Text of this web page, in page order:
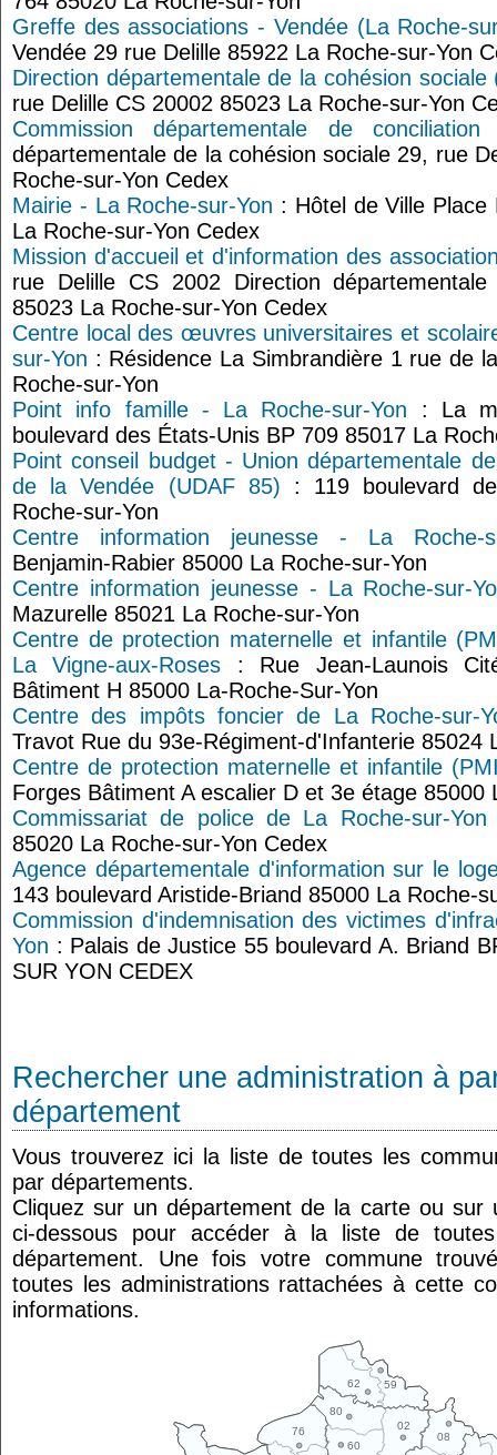
Greffe des associations - Vendée (La Roche-
Vendée 29 rue Delille 85922 La Roche-sur-Yon
Direction départementale de la cohésion sociale
rue Delille CS 20002 85023 La Roche-sur-Yon
Commission départementale de
départementale de la cohésion sociale 29, rue
Roche-sur-Yon Cedex
Mairie - La Roche-sur-Yon : Hôtel de Ville Place
La Roche-sur-Yon Cedex
Mission d'accueil et d'information des
rue Delille CS 2002 Direction
85023 La Roche-sur-Yon Cedex
Centre local des œuvres universitaires et
sur-Yon : Résidence La Simbrandière 1 rue de
Roche-sur-Yon
Point info famille - La Roche-sur-Yon : La
boulevard des États-Unis BP 709 85017 La
Point conseil budget - Union départementale
de la Vendée (UDAF 85) : 119 boulevard
Roche-sur-Yon
Centre information jeunesse - La Roche-
Benjamin-Rabier 85000 La Roche-sur-Yon
Centre information jeunesse - La Roche-sur-
Mazurelle 85021 La Roche-sur-Yon
Centre de protection maternelle et infantile
La Vigne-aux-Roses : Rue Jean-Launois
Bâtiment H 85000 La-Roche-Sur-Yon
Centre des impôts foncier de La Roche-sur-
Travot Rue du 93e-Régiment-d'Infanterie 85024
Centre de protection maternelle et infantile
Forges Bâtiment A escalier D et 3e étage 85000
Commissariat de police de La Roche-sur-Yon
85020 La Roche-sur-Yon Cedex
Agence départementale d'information sur le
143 boulevard Aristide-Briand 85000 La Roche-
Commission d'indemnisation des victimes
Yon : Palais de Justice 55 boulevard A. Briand
SUR YON CEDEX
Rechercher une administration à
département
Vous trouverez ici la liste de toutes les
par départements.
Cliquez sur un département de la carte ou sur
ci-dessous pour accéder à la liste de
département. Une fois votre commune
toutes les administrations rattachées à cette
informations.
59
60
62
02
08
76
80